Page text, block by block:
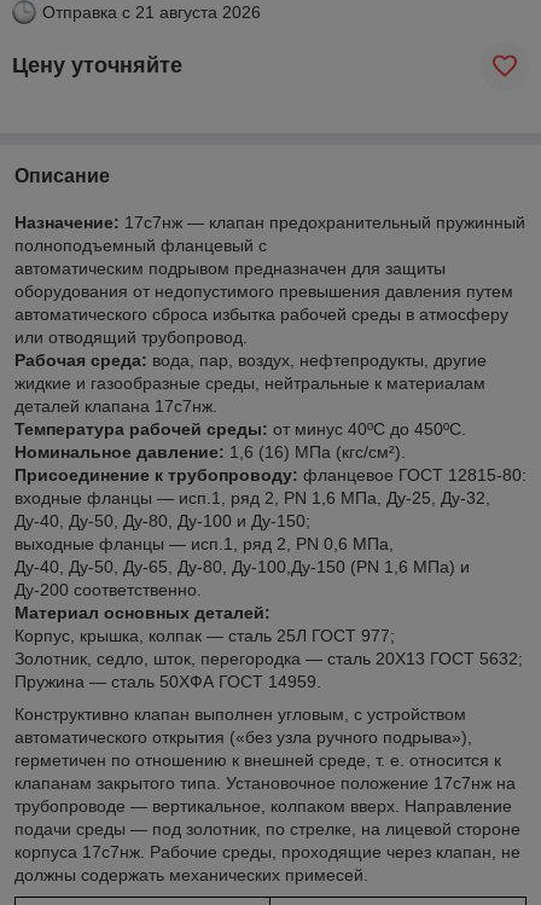
Отправка с 21 августа 2026
Цену уточняйте
Описание
Назначение: 17с7нж — клапан предохранительный пружинный
полноподъемный фланцевый с
автоматическим подрывом предназначен для защиты
оборудования от недопустимого превышения давления путем
автоматического сброса избытка рабочей среды в атмосферу
или отводящий трубопровод.
Рабочая среда: вода, пар, воздух, нефтепродукты, другие
жидкие и газообразные среды, нейтральные к материалам
деталей клапана 17с7нж.
Температура рабочей среды: от минус 40ºС до 450ºС.
Номинальное давление: 1,6 (16) МПа (кгс/см²).
Присоединение к трубопроводу: фланцевое ГОСТ 12815-80:
входные фланцы — исп.1, ряд 2, РN 1,6 МПа, Ду-25, Ду-32,
Ду-40, Ду-50, Ду-80, Ду-100 и Ду-150;
выходные фланцы — исп.1, ряд 2, РN 0,6 МПа,
Ду-40, Ду-50, Ду-65, Ду-80, Ду-100,Ду-150 (РN 1,6 МПа) и
Ду-200 соответственно.
Материал основных деталей:
Корпус, крышка, колпак — сталь 25Л ГОСТ 977;
Золотник, седло, шток, перегородка — сталь 20Х13 ГОСТ 5632;
Пружина — сталь 50ХФА ГОСТ 14959.
Конструктивно клапан выполнен угловым, с устройством
автоматического открытия («без узла ручного подрыва»),
герметичен по отношению к внешней среде, т. е. относится к
клапанам закрытого типа. Установочное положение 17с7нж на
трубопроводе — вертикальное, колпаком вверх. Направление
подачи среды — под золотник, по стрелке, на лицевой стороне
корпуса 17с7нж. Рабочие среды, проходящие через клапан, не
должны содержать механических примесей.